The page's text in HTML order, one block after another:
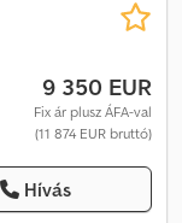
9 350 EUR
Fix ár plusz ÁFA-val
(11 874 EUR bruttó)
Hívás